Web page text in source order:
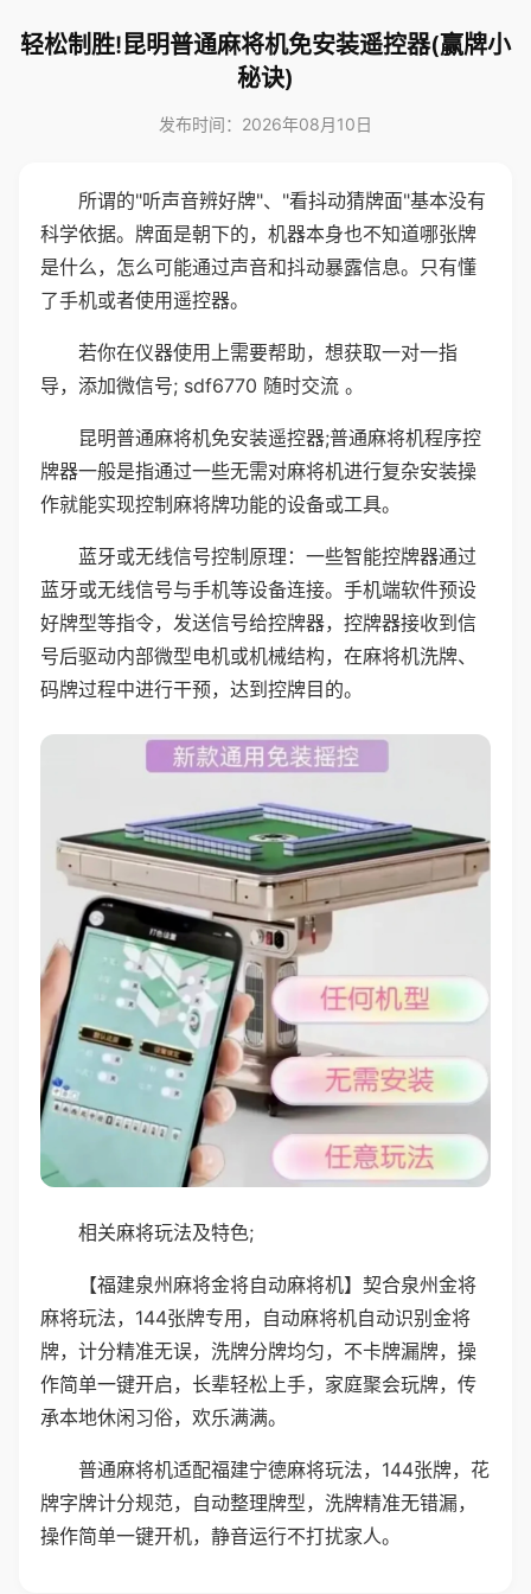
轻松制胜!昆明普通麻将机免安装遥控器(赢牌小
秘诀)
发布时间：2026年08月10日
所谓的"听声音辨好牌"、"看抖动猜牌面"基本没有
科学依据。牌面是朝下的，机器本身也不知道哪张牌
是什么，怎么可能通过声音和抖动暴露信息。只有懂
了手机或者使用遥控器。
若你在仪器使用上需要帮助，想获取一对一指
导，添加微信号; sdf6770 随时交流 。
昆明普通麻将机免安装遥控器;普通麻将机程序控
牌器一般是指通过一些无需对麻将机进行复杂安装操
作就能实现控制麻将牌功能的设备或工具。
蓝牙或无线信号控制原理：一些智能控牌器通过
蓝牙或无线信号与手机等设备连接。手机端软件预设
好牌型等指令，发送信号给控牌器，控牌器接收到信
号后驱动内部微型电机或机械结构，在麻将机洗牌、
码牌过程中进行干预，达到控牌目的。
相关麻将玩法及特色;
【福建泉州麻将金将自动麻将机】契合泉州金将
麻将玩法，144张牌专用，自动麻将机自动识别金将
牌，计分精准无误，洗牌分牌均匀，不卡牌漏牌，操
作简单一键开启，长辈轻松上手，家庭聚会玩牌，传
承本地休闲习俗，欢乐满满。
普通麻将机适配福建宁德麻将玩法，144张牌，花
牌字牌计分规范，自动整理牌型，洗牌精准无错漏，
操作简单一键开机，静音运行不打扰家人。